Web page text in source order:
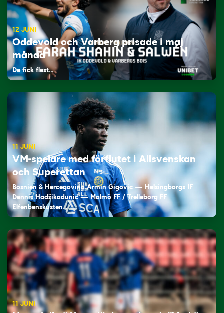
12 JUNI
Oddevold och Varberg prisade i maj
månad
De fick flest…
11 JUNI
VM-spelare med förflutet i Allsvenskan
och Superettan
Bosnien & Hercegovina Armin Gigovic — Helsingborgs IF
Dennis Hadžikadunić — Malmö FF / Trelleborg FF
Elfenbenskusten…
11 JUNI